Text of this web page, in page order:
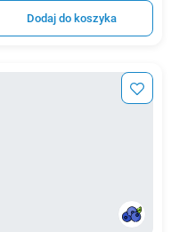
Dodaj do koszyka